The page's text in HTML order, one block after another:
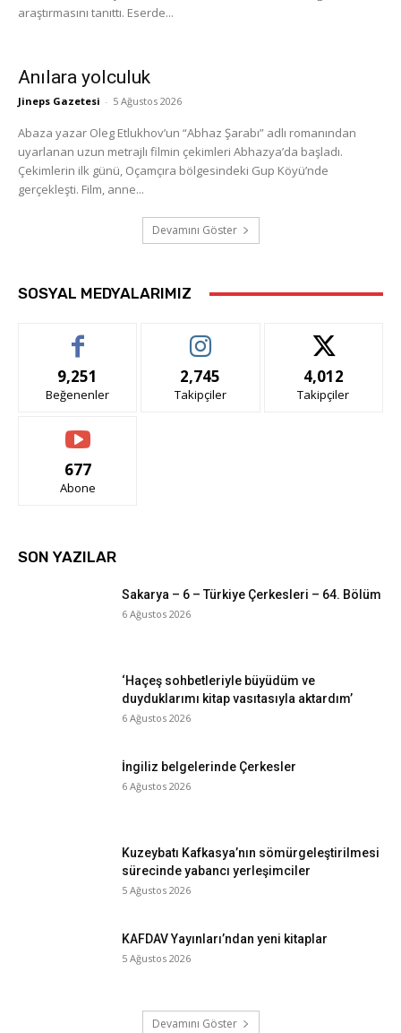
araştırmasını tanıttı. Eserde...
Anılara yolculuk
Jineps Gazetesi - 5 Ağustos 2026
Abaza yazar Oleg Etlukhov’un “Abhaz Şarabı” adlı romanından
uyarlanan uzun metrajlı filmin çekimleri Abhazya’da başladı.
Çekimlerin ilk günü, Oçamçıra bölgesindeki Gup Köyü’nde
gerçekleşti. Film, anne...
Devamını Göster
SOSYAL MEDYALARIMIZ
9,251
Beğenenler
2,745
Takipçiler
4,012
Takipçiler
677
Abone
SON YAZILAR
Sakarya – 6 – Türkiye Çerkesleri – 64. Bölüm
6 Ağustos 2026
‘Haçeş sohbetleriyle büyüdüm ve
duyduklarımı kitap vasıtasıyla aktardım’
6 Ağustos 2026
İngiliz belgelerinde Çerkesler
6 Ağustos 2026
Kuzeybatı Kafkasya’nın sömürgeleştirilmesi
sürecinde yabancı yerleşimciler
5 Ağustos 2026
KAFDAV Yayınları’ndan yeni kitaplar
5 Ağustos 2026
Devamını Göster